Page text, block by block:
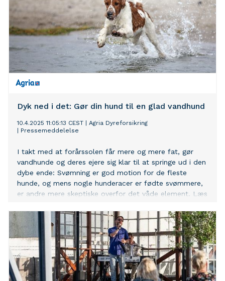
Dyk ned i det: Gør din hund til en glad vandhund
10.4.2025 11:05:13 CEST
Agria Dyreforsikring
Pressemeddelelse
I takt med at forårssolen får mere og mere fat, gør
vandhunde og deres ejere sig klar til at springe ud i den
dybe ende: Svømning er god motion for de fleste
hunde, og mens nogle hunderacer er fødte svømmere,
er andre mere skeptiske overfor det våde element. Læs
undgår at give hvalpe og uerfarne svømmere en kold
dukkert.